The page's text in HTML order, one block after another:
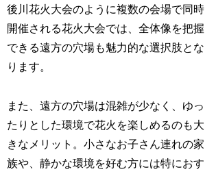
後川花火大会のように複数の会場で同時
開催される花火大会では、全体像を把握
できる遠方の穴場も魅力的な選択肢とな
ります。
また、遠方の穴場は混雑が少なく、ゆっ
たりとした環境で花火を楽しめるのも大
きなメリット。小さなお子さん連れの家
族や、静かな環境を好む方には特におす